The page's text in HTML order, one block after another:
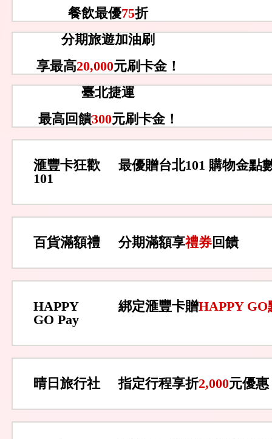
餐飲最優75折
分期旅遊加油刷
享最高20,000元刷卡金！
臺北捷運
最高回饋300元刷卡金！
滙豐卡狂歡
101
最優贈台北101 購物金點
百貨滿額禮 分期滿額享禮券回饋
HAPPY
GO Pay
綁定滙豐卡贈HAPPY GO
晴日旅行社 指定行程享折2,000元優惠